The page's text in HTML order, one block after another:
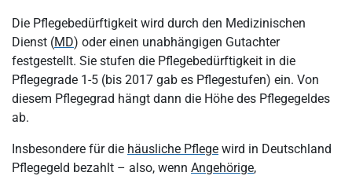
häuslichen Pflege
FAQ: Häufig gestellte Fragen zum Pflegegeld
Die Pflegebedürftigkeit wird durch den Medizinischen
Dienst (MD) oder einen unabhängigen Gutachter
festgestellt. Sie stufen die Pflegebedürftigkeit in die
Pflegegrade 1-5 (bis 2017 gab es Pflegestufen) ein. Von
diesem Pflegegrad hängt dann die Höhe des Pflegegeldes
ab.
Insbesondere für die häusliche Pflege wird in Deutschland
Pflegegeld bezahlt – also, wenn Angehörige,